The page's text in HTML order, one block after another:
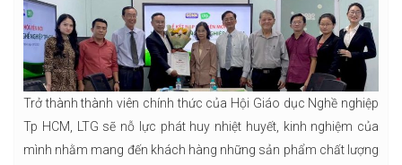
Trở thành thành viên chính thức của Hội Giáo dục Nghề nghiệp
Tp HCM, LTG sẽ nỗ lực phát huy nhiệt huyết, kinh nghiệm của
mình nhằm mang đến khách hàng những sản phẩm chất lượng